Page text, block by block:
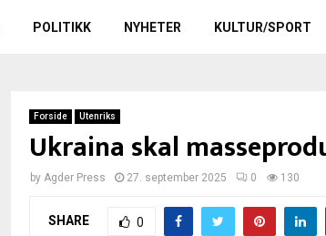
POLITIKK NYHETER KULTUR/SPORT
Forside Utenriks
Ukraina skal
by Agder Press 27. september 2025 0 130
SHARE 0